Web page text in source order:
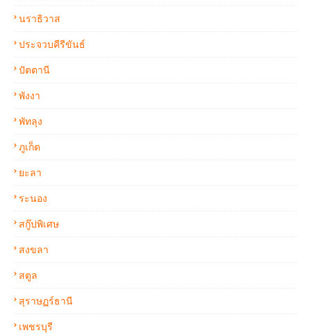
นราธิวาส
ประจวบคีรีขันธ์
ปัตตานี
พังงา
พัทลุง
ภูเก็ต
ยะลา
ระนอง
สกู๊ปพิเศษ
สงขลา
สตูล
สุราษฏร์ธานี
เพชรบุรี